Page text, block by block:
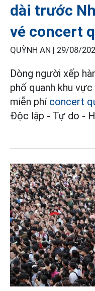
dài trước
vé concert
QUỲNH AN | 29/08/
Dòng người xếp
phố quanh khu
miễn phí concert
Độc lập - Tự do -